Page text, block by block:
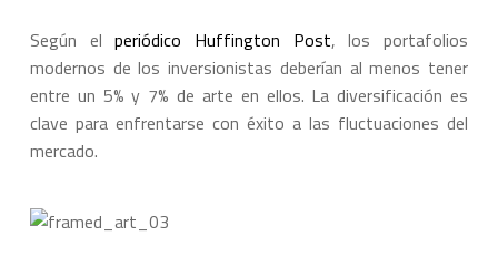
Según elperiódico Huffington Post, los portafolios
modernos de los inversionistas deberían al menos tener
entre un 5% y 7% de arte en ellos. La diversificación es
clave para enfrentarse con éxito a las fluctuaciones del
mercado.